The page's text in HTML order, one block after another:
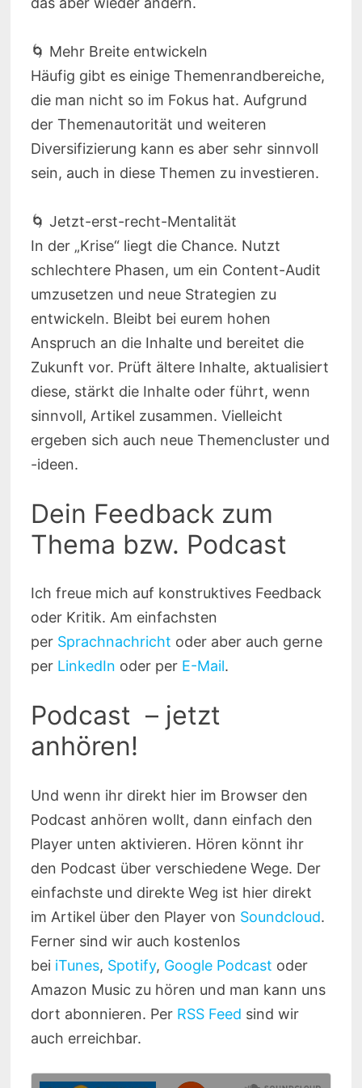
🌀 Mehr Breite entwickeln
Häufig gibt es einige Themenrandbereiche,
die man nicht so im Fokus hat. Aufgrund
der Themenautorität und weiteren
Diversifizierung kann es aber sehr sinnvoll
sein, auch in diese Themen zu investieren.
🌀 Jetzt-erst-recht-Mentalität
In der „Krise“ liegt die Chance. Nutzt
schlechtere Phasen, um ein Content-Audit
umzusetzen und neue Strategien zu
entwickeln. Bleibt bei eurem hohen
Anspruch an die Inhalte und bereitet die
Zukunft vor. Prüft ältere Inhalte, aktualisiert
diese, stärkt die Inhalte oder führt, wenn
sinnvoll, Artikel zusammen. Vielleicht
ergeben sich auch neue Themencluster und
-ideen.
Dein Feedback zum
Thema bzw. Podcast
Ich freue mich auf konstruktives Feedback
oder Kritik. Am einfachsten
per Sprachnachricht oder aber auch gerne
per LinkedIn oder per E-Mail.
Podcast – jetzt
anhören!
Und wenn ihr direkt hier im Browser den
Podcast anhören wollt, dann einfach den
Player unten aktivieren. Hören könnt ihr
den Podcast über verschiedene Wege. Der
einfachste und direkte Weg ist hier direkt
im Artikel über den Player von Soundcloud.
Ferner sind wir auch kostenlos
bei iTunes, Spotify, Google Podcast oder
Amazon Music zu hören und man kann uns
dort abonnieren. Per RSS Feed sind wir
auch erreichbar.